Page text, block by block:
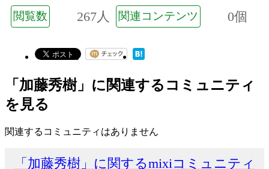
閲覧数 267人 関連コンテンツ 0個
「加藤秀樹」に関連するコミュニティ
を見る
関連するコミュニティはありません
「加藤秀樹」に関するmixiコミュニティ